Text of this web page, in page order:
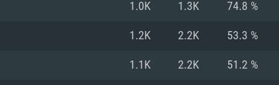
Recomendado
Recomendado
Recomendado
1.0K 1.3K 74.8 %
1.2K 2.2K 53.3 %
1.1K 2.2K 51.2 %